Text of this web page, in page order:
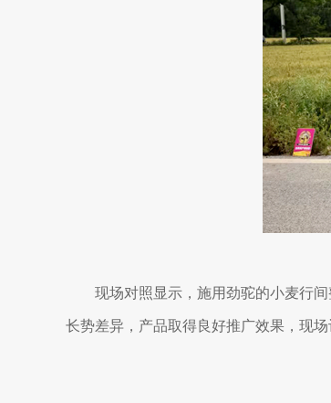
现场对照显示，施用劲驼的小麦行
长势差异，产品取得良好推广效果，现场